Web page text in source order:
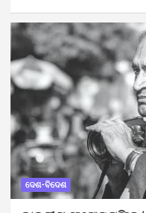
ଦେଶ-ବିଦେଶ